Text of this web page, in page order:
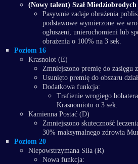
(Nowy talent) Szał Miedziobrodych
Pasywnie zadaje obrażenia
podstawowe wymierzone we
ogłuszeni, unieruchomieni lub
obrażenia o 100% na 3 sek.
Poziom 16
Krasnolot (E)
Zmniejszono premię do zasięgu
Usunięto premię do obszaru
Dodatkowa funkcja:
Trafienie wrogiego
Krasnomiotu o 3 sek.
Kamienna Postać (D)
Zmniejszono skuteczność
30% maksymalnego zdrowia
Poziom 20
Niepowstrzymana Siła (R)
Nowa funkcja: